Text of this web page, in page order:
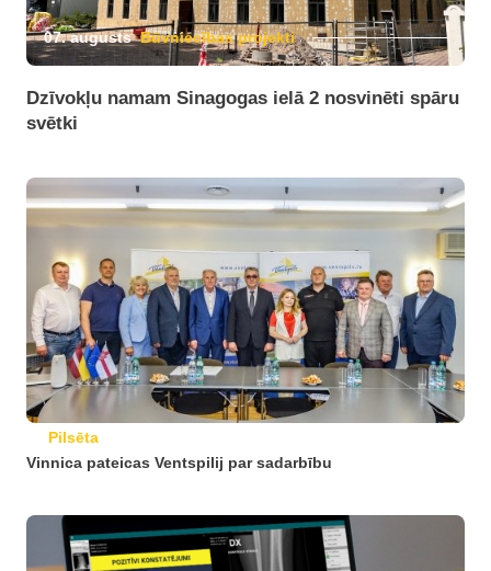
07. augusts Būvniecības projekti
Dzīvokļu namam Sinagogas ielā 2 nosvinēti spāru
svētki
Pilsēta
Vinnica pateicas Ventspilij par sadarbību